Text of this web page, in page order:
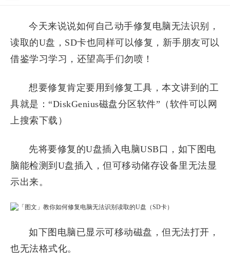
今天来说说如何自己动手修复电脑无法识别，
读取的U盘，SD卡也同样可以修复，新手朋友可以
借鉴学习学习，还望高手们勿喷！
想要修复肯定要用到修复工具，本文讲到的工
具就是：“DiskGenius磁盘分区软件”（软件可以网
上搜索下载）
先将要修复的U盘插入电脑USB口，如下图电
脑能检测到U盘插入，但可移动储存设备里无法显
示出来。
如下图电脑已显示可移动磁盘，但无法打开，
也无法格式化。